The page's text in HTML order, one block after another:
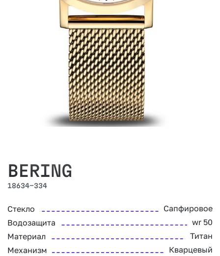
BERING
18634-334
Стекло
Сапфировое
Водозащита
wr 50
Материал
Титан
Механизм
Кварцевый